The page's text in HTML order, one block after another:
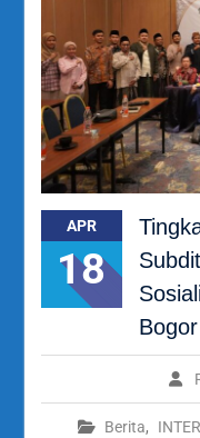
APR
18
Bogor
Berita,